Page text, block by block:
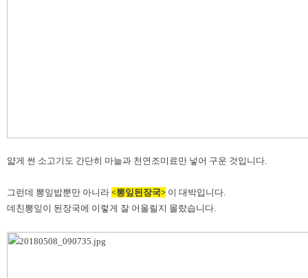
얇게 썬 소고기도 간단히 마늘과 천연조미료만 넣어 구운 것입니다.
그런데 뽕잎밥뿐만 아니라 <뽕잎된장국> 이 대박입니다.
데친뽕잎이 된장국에 이렇게 잘 어울릴지 몰랐습니다.